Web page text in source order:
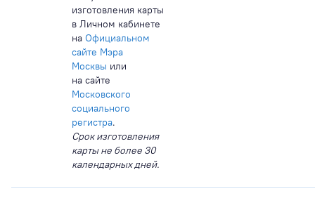
изготовления карты
в Личном кабинете
на Официальном
сайте Мэра
Москвы или
на сайте
Московского
социального
регистра.
Срок изготовления
карты не более 30
календарных дней.